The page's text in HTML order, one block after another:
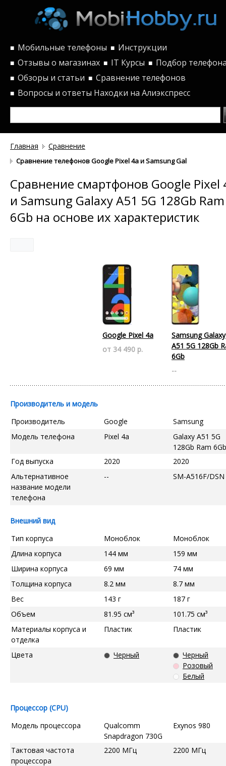
■ Мобильные телефоны ■ Инструкции
■ Отзывы о магазинах ■ IT Курсы ■ Подбор
■ Обзоры и статьи ■ Сравнение телефонов
■ Вопросы и ответы Находки на Алиэкспресс
Главная Сравнение
Сравнение телефонов Google Pixel 4a и Samsung Galaxy A51 5G
Сравнение смартфонов Google Pixel
и Samsung Galaxy A51 5G 128Gb Ram
6Gb на основе их характеристик
Google Pixel 4a
от 34 490 р.
Samsung Galaxy
A51 5G 128Gb
6Gb
--
Производитель и модель
Производитель
Google
Samsung
Модель телефона
Pixel 4a
Galaxy A51 5G
128Gb Ram 6Gb
Год выпуска
2020
2020
Альтернативное
название модели
телефона
-- SM-A516F/DSN
Внешний вид
Тип корпуса
Моноблок
Моноблок
Длина корпуса
144 мм
159 мм
Ширина корпуса
69 мм
74 мм
Толщина корпуса
8.2 мм
8.7 мм
Вес
143 г
187 г
Объем
81.95 см³
101.75 см³
Материалы корпуса и
отделка
Пластик Пластик
Цвета Черный
Черный
Розовый
Белый
Процессор (CPU)
Модель процессора
Qualcomm
Snapdragon 730G
Exynos 980
Тактовая частота
процессора
2200 МГц 2200 МГц